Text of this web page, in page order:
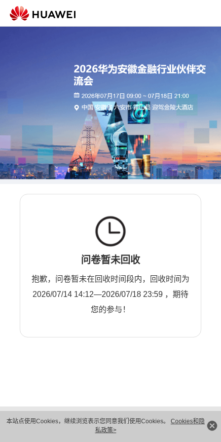
本站点使用Cookies，继续浏览表示您同意我们使用Cookies。 Cookies和隐
私政策>
问卷暂未回收
抱歉，问卷暂未在回收时间段内，回收时间为
2026/07/14 14:12—2026/07/18 23:59 ，期待
您的参与！
隐私保护
法律声明